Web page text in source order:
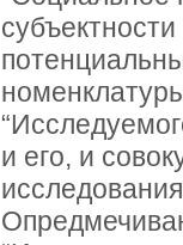
и его, и